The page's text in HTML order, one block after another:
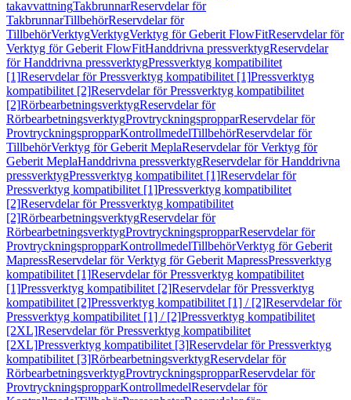
takavvattningTakbrunnarReservdelar för
TakbrunnarTillbehörReservdelar för
TillbehörVerktygVerktygVerktyg för Geberit FlowFitReservdelar för
Verktyg för Geberit FlowFitHanddrivna pressverktygReservdelar
för Handdrivna pressverktygPressverktyg kompatibilitet
[1]Reservdelar för Pressverktyg kompatibilitet [1]Pressverktyg
kompatibilitet [2]Reservdelar för Pressverktyg kompatibilitet
[2]RörbearbetningsverktygReservdelar för
RörbearbetningsverktygProvtryckningspropparReservdelar för
ProvtryckningspropparKontrollmedelTillbehörReservdelar för
TillbehörVerktyg för Geberit MeplaReservdelar för Verktyg för
Geberit MeplaHanddrivna pressverktygReservdelar för Handdrivna
pressverktygPressverktyg kompatibilitet [1]Reservdelar för
Pressverktyg kompatibilitet [1]Pressverktyg kompatibilitet
[2]Reservdelar för Pressverktyg kompatibilitet
[2]RörbearbetningsverktygReservdelar för
RörbearbetningsverktygProvtryckningspropparReservdelar för
ProvtryckningspropparKontrollmedelTillbehörVerktyg för Geberit
MapressReservdelar för Verktyg för Geberit MapressPressverktyg
kompatibilitet [1]Reservdelar för Pressverktyg kompatibilitet
[1]Pressverktyg kompatibilitet [2]Reservdelar för Pressverktyg
kompatibilitet [2]Pressverktyg kompatibilitet [1] / [2]Reservdelar för
Pressverktyg kompatibilitet [1] / [2]Pressverktyg kompatibilitet
[2XL]Reservdelar för Pressverktyg kompatibilitet
[2XL]Pressverktyg kompatibilitet [3]Reservdelar för Pressverktyg
kompatibilitet [3]RörbearbetningsverktygReservdelar för
RörbearbetningsverktygProvtryckningspropparReservdelar för
ProvtryckningspropparKontrollmedelReservdelar för